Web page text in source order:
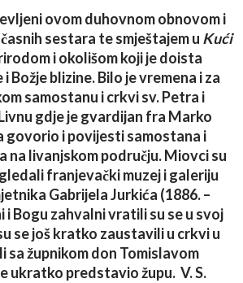
ovom duhovnom obnovom i
sestara te smještajem u Kući
i okolišom koji je doista
Božje blizine. Bilo je vremena i za
samostanu i crkvi sv. Petra i
gdje je gvardijan fra Marko
govorio i povijesti samostana i
livanjskom području. Miovci su
franjevački muzej i galeriju
Gabrijela Jurkića (1886. –
i Bogu zahvalni vratili su se u svoj
se još kratko zaustavili u crkvi u
sa župnikom don Tomislavom
ukratko predstavio župu. V. S.